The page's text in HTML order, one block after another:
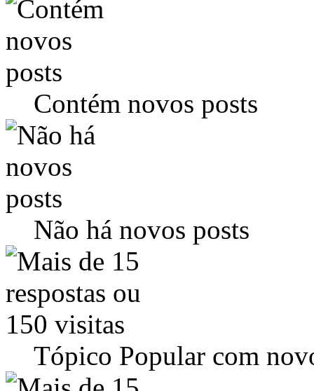
Contém novos posts
Não há novos posts
Tópico Popular com